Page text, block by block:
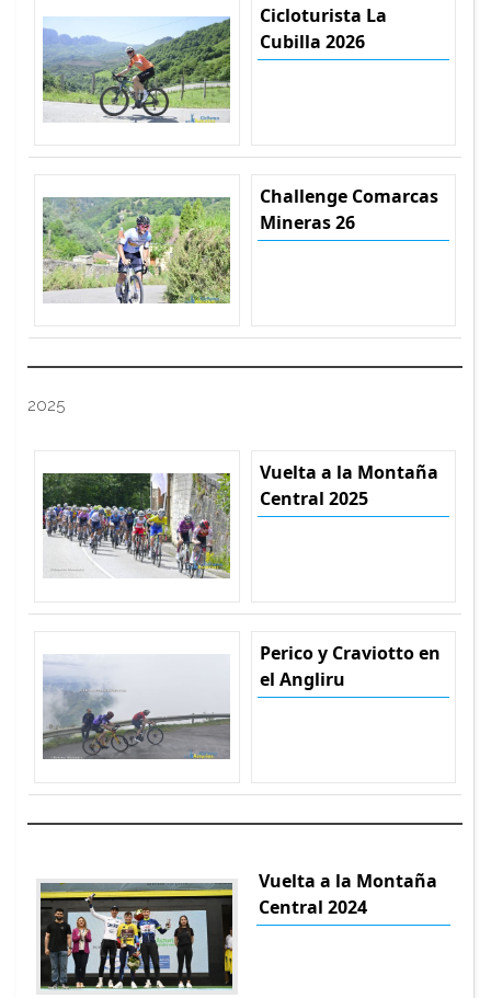
Cicloturista La
Cubilla 2026
Challenge Comarcas
Mineras 26
2025
Vuelta a la Montaña
Central 2025
Perico y Craviotto en
el Angliru
Vuelta a la Montaña
Central 2024